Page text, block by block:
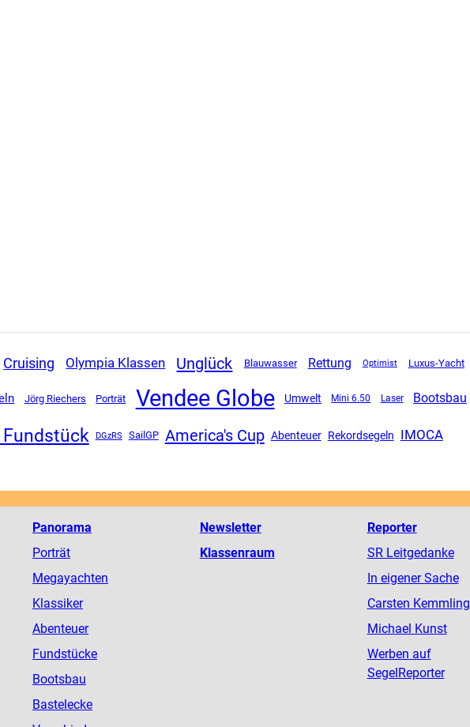
Cruising Olympia Klassen Unglück Blauwasser Rettung Optimist Luxus-Yacht
Jörg Riechers Porträt Vendee Globe Umwelt Mini 6.50 Laser Bootsbau
DGzRS SailGP America's Cup Abenteuer Rekordsegeln IMOCA
Panorama
Porträt
Megayachten
Klassiker
Abenteuer
Fundstücke
Bootsbau
Bastelecke
Newsletter
Klassenraum
Reporter
SR Leitgedanke
In eigener Sache
Carsten Kemmling
Michael Kunst
Werben auf
SegelReporter